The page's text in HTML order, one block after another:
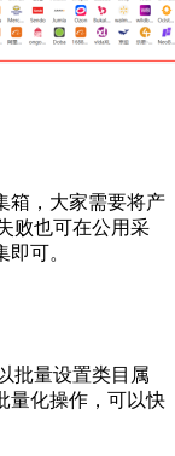
箱，大家需要将产
败也可在公用采
可。
批量设置类目属
量化操作，可以快